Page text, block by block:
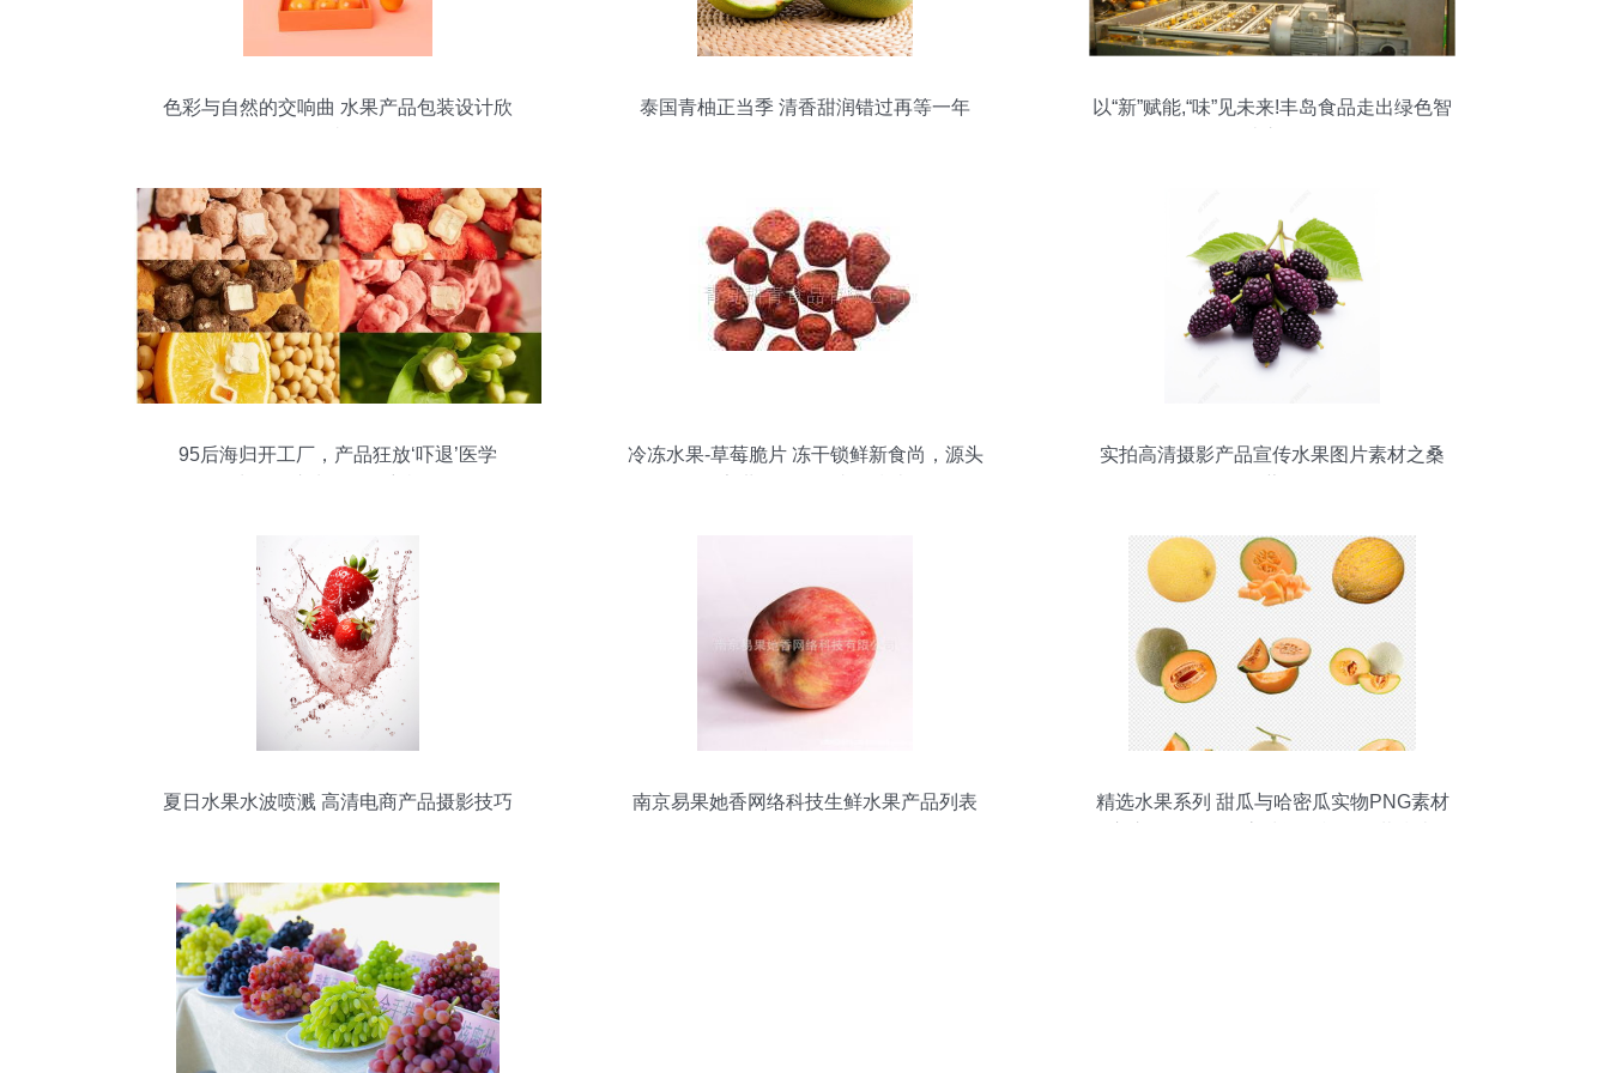
色彩与自然的交响曲 水果产品包装设计欣
泰国青柚正当季 清香甜润错过再等一年
以“新”赋能,“味”见未来!丰岛食品走出绿色智
95后海归开工厂，产品狂放‘吓退’医学
冷冻水果-草莓脆片 冻干锁鲜新食尚，源头
实拍高清摄影产品宣传水果图片素材之桑
夏日水果水波喷溅 高清电商产品摄影技巧 南京易果她香网络科技生鲜水果产品列表
精选水果系列 甜瓜与哈密瓜实物PNG素材